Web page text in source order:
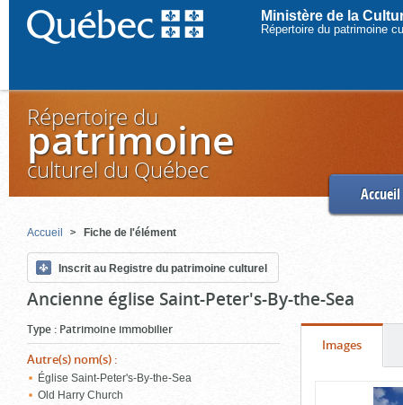
Ministère de la
Répertoire du patrimoine
Répertoire du
patrimoine
culturel du Québec
Accueil
Accueil Fiche de l'élément
Inscrit au Registre du patrimoine culturel
Ancienne église Saint-Peter's-By-the-Sea
Type : Patrimoine immobilier
Autre(s) nom(s) :
Église Saint-Peter's-By-the-Sea
Old Harry Church
Onglet
Images(cliquer
pour
voir
Contenu